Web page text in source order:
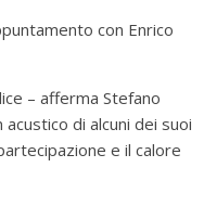
con Enrico
– afferma Stefano
di alcuni dei suoi
e il calore